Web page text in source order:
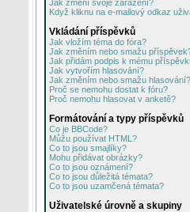
Jak změní svoje zařazení?
Když kliknu na e-mailový odkaz
Vkládání příspěvků
Jak vložím téma do fóra?
Jak změním nebo smažu
Jak přidám podpis k mému
Jak vytvořím hlasování?
Jak změním nebo smažu hlasování?
Proč se nemohu dostat k fóru?
Proč nemohu hlasovat v anketě?
Formátování a typy příspěvků
Co je BBCode?
Můžu používat HTML?
Co to jsou smajlíky?
Mohu přidávat obrázky?
Co to jsou oznámení?
Co to jsou důležitá témata?
Co to jsou uzamčená témata?
Uživatelské úrovně a skupiny